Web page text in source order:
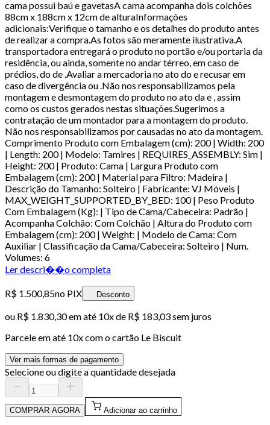
cama possui baú e gavetasA cama acompanha dois colchões
88cm x 188cm x 12cm de alturaInformações
adicionais:Verifique o tamanho e os detalhes do produto antes
de realizar a compra.As fotos são meramente ilustrativa.A
transportadora entregará o produto no portão e/ou portaria da
residência, ou ainda, somente no andar térreo, em caso de
prédios, do de .Avaliar a mercadoria no ato do e recusar em
caso de divergência ou .Não nos responsabilizamos pela
montagem e desmontagem do produto no ato da e , assim
como os custos gerados nestas situações.Sugerimos a
contratação de um montador para a montagem do produto.
Não nos responsabilizamos por causadas no ato da montagem.
Comprimento Produto com Embalagem (cm): 200 | Width: 200
| Length: 200 | Modelo: Tamires | REQUIRES_ASSEMBLY: Sim |
Height: 200 | Produto: Cama | Largura Produto com
Embalagem (cm): 200 | Material para Filtro: Madeira |
Descrição do Tamanho: Solteiro | Fabricante: VJ Móveis |
MAX_WEIGHT_SUPPORTED_BY_BED: 100 | Peso Produto
Com Embalagem (Kg): | Tipo de Cama/Cabeceira: Padrão |
Acompanha Colchão: Com Colchão | Altura do Produto com
Embalagem (cm): 200 | Weight: | Modelo de Cama: Com
Auxiliar | Classificação da Cama/Cabeceira: Solteiro | Num.
Volumes: 6
Ler descri��o completa
R$ 1.500,85no PIX Desconto
ou R$ 1.830,30em até 10x de R$ 183,03 sem juros
Parcele em até 10x com o cartão Le Biscuit
Ver mais formas de pagamento
Selecione ou digite a quantidade desejada
COMPRAR AGORA Adicionar ao carrinho